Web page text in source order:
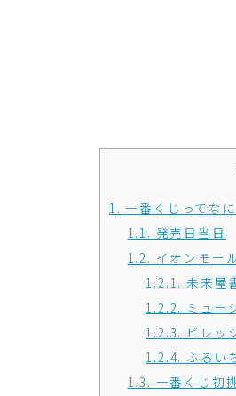
1. 一番くじってなに
1.1. 発売日当日
1.2. イオンモー
1.2.1. 未来屋
1.2.2. ミュー
1.2.3. ビレッ
1.2.4. ふるい
1.3. 一番くじ初